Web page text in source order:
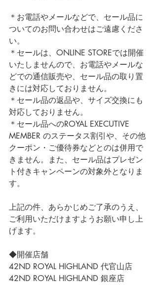
＊お電話やメールなどで、セール品に
ついてのお問い合わせはご遠慮くださ
い。
＊セールは、ONLINE STOREでは開催
いたしませんので、お電話やメールな
どでの通信販売や、セール品の取り置
きには対応しておりません。
＊セール品の返品や、サイズ交換にも
対応しておりません。
＊セール品へのROYAL EXECUTIVE
MEMBER のステータス割引や、その他
クーポン・ご優待券などとのは併用で
きません。また、セール品はプレゼン
ト付きキャンペーンの対象外となりま
す。
上記の件、あらかじめご了承のうえ、
ご利用いただけますようお願い申し上
げます。
◆開催店舗
42ND ROYAL HIGHLAND 代官山店
42ND ROYAL HIGHLAND 銀座店